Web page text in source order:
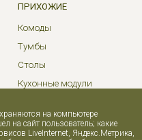
ПРИХОЖИЕ
Комоды
Тумбы
Столы
Кухонные модули
на компьютере
на сайт пользователь; какие
LiveInternet, Яндекс.Метрика,